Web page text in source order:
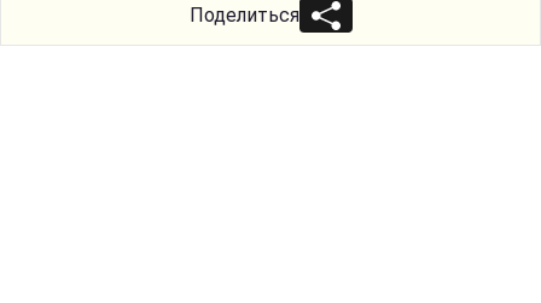
Поделиться